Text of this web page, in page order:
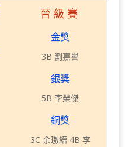
晉級賽
金獎
3B 劉嘉譽
銀獎
5B 李榮傑
銅獎
3C 余璈縉 4B 李